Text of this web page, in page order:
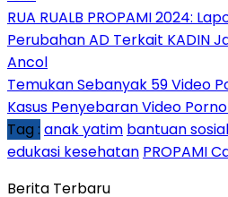
RUA RUALB PROPAMI 2024:
Perubahan AD Terkait KADIN
Ancol
Temukan Sebanyak 59 Video
Kasus Penyebaran Video
Tag : anak yatim bantuan sosial
edukasi kesehatan PROPAMI
Berita Terbaru